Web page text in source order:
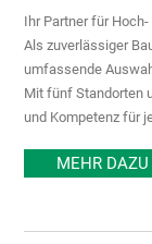
Ihr Partner für
Als zuverlässiger
umfassende
Mit fünf Standorten
und Kompetenz für
MEHR DAZU